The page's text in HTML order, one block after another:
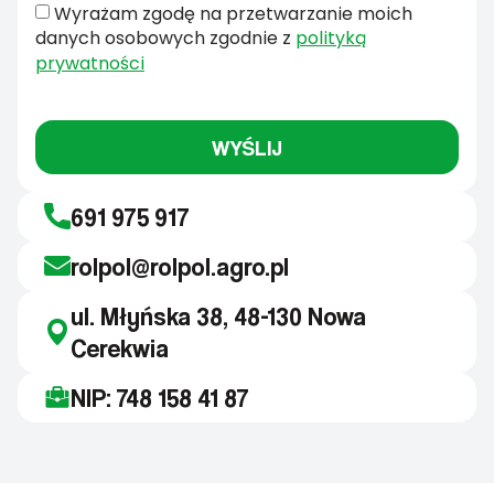
Wyrażam zgodę na przetwarzanie moich
danych osobowych zgodnie z polityką
prywatności
WYŚLIJ
691 975 917
rolpol@rolpol.agro.pl
ul. Młyńska 38, 48-130 Nowa
Cerekwia
NIP: 748 158 41 87